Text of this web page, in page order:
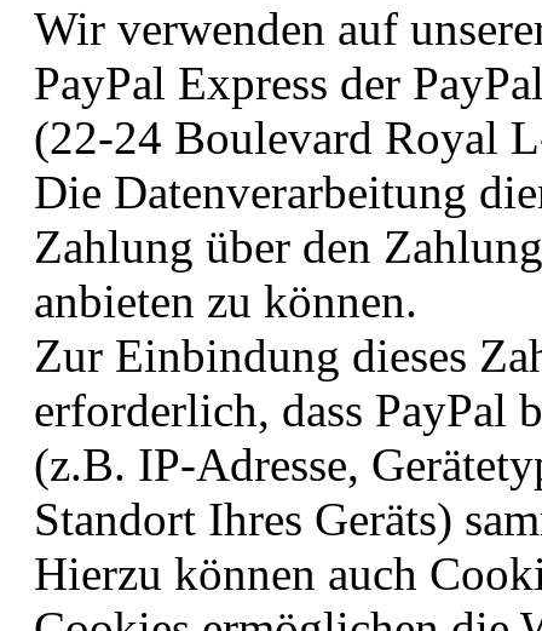
Wir verwenden auf
PayPal Express der
(22-24 Boulevard Royal
Die Datenverarbeitung
Zahlung über den
anbieten zu können.
Zur Einbindung dieses
erforderlich, dass PayPal
(z.B. IP-Adresse,
Standort Ihres Geräts)
Hierzu können auch